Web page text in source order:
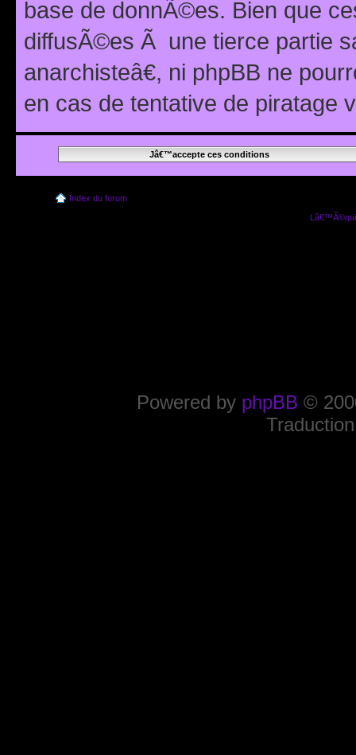
base de donnÃ©es. Bien que
diffusÃ©es Ã une tierce partie
anarchisteâ€, ni phpBB ne
en cas de tentative de piratage
Index du forum
Powered by phpBB ©